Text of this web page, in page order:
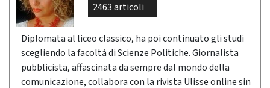
2463 articoli
Diplomata al liceo classico, ha poi continuato gli studi
scegliendo la facoltà di Scienze Politiche. Giornalista
pubblicista, affascinata da sempre dal mondo della
comunicazione, collabora con la rivista Ulisse online sin